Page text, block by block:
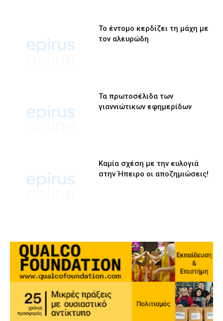
Το έντομο κερδίζει τη μάχη με
τον αλευρώδη
Τα πρωτοσέλιδα των
γιαννιώτικων εφημερίδων
Καμία σχέση με την ευλογιά
στην Ήπειρο οι αποζημιώσεις!